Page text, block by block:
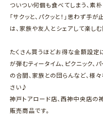
ついつい何個も食べてしまう、素
「サクッと、パクッと！」思わず手
は、家族や友人とシェアして楽しむ
たくさん買うほどお得な金額設定
が弾むティータイム、ピクニック、
の合間、家族との団らんなど、様
さい♪
神戸トアロード店、西神中央店
販売商品です。